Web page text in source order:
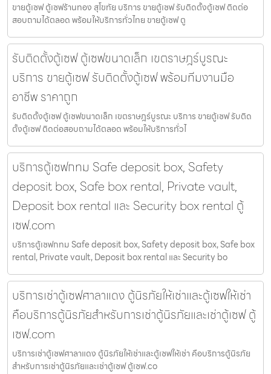
ขายตู้เซฟ ตู้เซฟร้านทอง สุโขทัย บริการ ขายตู้เซฟ รับติดตั้งตู้เซฟ ติดต่อ
สอบถามได้ตลอด พร้อมให้บริการทั่วไทย ขายตู้เซฟ ตู
รับติดตั้งตู้เซฟ ตู้เซฟขนาดเล็ก เขตราษฎร์บูรณะ
บริการ ขายตู้เซฟ รับติดตั้งตู้เซฟ พร้อมทีมงานมือ
อาชีพ ราคาถูก
รับติดตั้งตู้เซฟ ตู้เซฟขนาดเล็ก เขตราษฎร์บูรณะ บริการ ขายตู้เซฟ รับติด
ตั้งตู้เซฟ ติดต่อสอบถามได้ตลอด พร้อมให้บริการทั่วไ
บริการตู้เซฟกทม Safe deposit box, Safety
deposit box, Safe box rental, Private vault,
Deposit box rental และ Security box rental ตู้
เซฟ.com
บริการตู้เซฟกทม Safe deposit box, Safety deposit box, Safe box
rental, Private vault, Deposit box rental และ Security bo
บริการเช่าตู้เซฟศาลาแดง ตู้นิรภัยให้เช่าและตู้เซฟให้เช่า
คือบริการตู้นิรภัยสำหรับการเช่าตู้นิรภัยและเช่าตู้เซฟ ตู้
เซฟ.com
บริการเช่าตู้เซฟศาลาแดง ตู้นิรภัยให้เช่าและตู้เซฟให้เช่า คือบริการตู้นิรภัย
สำหรับการเช่าตู้นิรภัยและเช่าตู้เซฟ ตู้เซฟ.co